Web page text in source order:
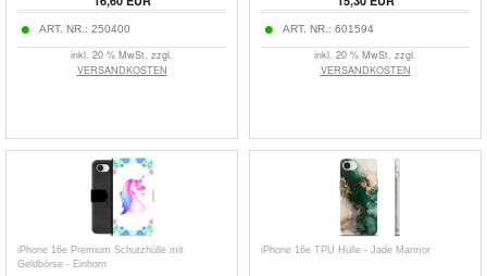
ART. NR.: 250400
inkl. 20 % MwSt. zzgl.
VERSANDKOSTEN
ART. NR.: 601594
inkl. 20 % MwSt. zzgl.
VERSANDKOSTEN
iPhone 16e Premium Schutzhülle mit
Geldbörse - Einhorn
iPhone 16e TPU Hülle - Jade Marmor